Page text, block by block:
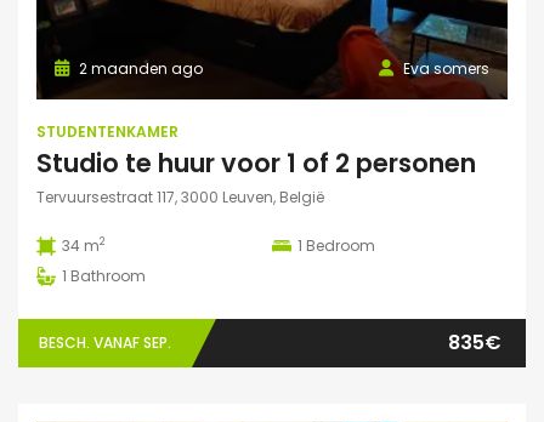
Eva somers
2 maanden ago
STUDENTENKAMER
Studio te huur voor 1 of 2 personen
Tervuursestraat 117, 3000 Leuven, België
34 m2 1 Bedroom
1 Bathroom
BESCH. VANAF SEP. 835€